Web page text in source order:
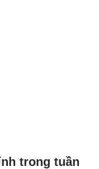
trong tuần